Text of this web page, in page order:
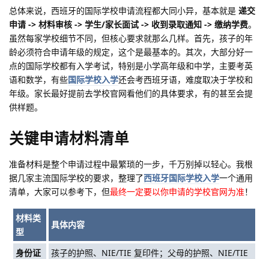
总体来说，西班牙的国际学校申请流程都大同小异，基本就是 递交
申请 -> 材料审核 -> 学生/家长面试 -> 收到录取通知 -> 缴纳学费。
虽然每家学校细节不同，但核心要求就那么几样。首先，孩子的年
龄必须符合申请年级的规定，这个是最基本的。其次，大部分好一
点的国际学校都有入学考试，特别是小学高年级和中学，主要考英
语和数学，有些国际学校入学还会考西班牙语，难度取决于学校和
年级。家长最好提前去学校官网看他们的具体要求，有的甚至会提
供样题。
关键申请材料清单
准备材料是整个申请过程中最繁琐的一步，千万别掉以轻心。我根
据几家主流国际学校的要求，整理了西班牙国际学校入学一个通用
清单，大家可以参考下，但最终一定要以你申请的学校官网为准！
材料类
型
具体内容
身份证
孩子的护照、NIE/TIE 复印件；父母的护照、NIE/TIE